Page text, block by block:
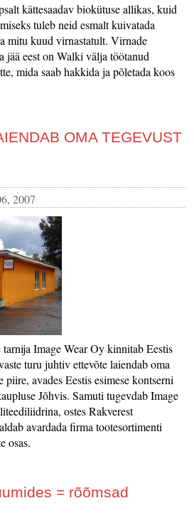
kättesaadav biokütuse allikas, kuid
tuleb neid esmalt kuivatada
mitu kuud virnastatult. Virnade
jää eest on Walki välja töötanud
mida saab hakkida ja põletada koos
OMA TEGEVUST
2007
Image Wear Oy kinnitab Eestis
turu juhtiv ettevõte laiendab oma
avades Eestis esimese kontserni
Jõhvis. Samuti tugevdab Image
ostes Rakverest
avardada firma tootesortimenti
osas.
= rõõmsad